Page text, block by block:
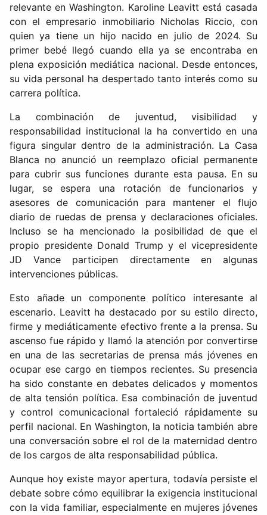
relevante en Washington. Karoline Leavitt está casada
con el empresario inmobiliario Nicholas Riccio, con
quien ya tiene un hijo nacido en julio de 2024. Su
primer bebé llegó cuando ella ya se encontraba en
plena exposición mediática nacional. Desde entonces,
su vida personal ha despertado tanto interés como su
carrera política.
La combinación de juventud, visibilidad y
responsabilidad institucional la ha convertido en una
figura singular dentro de la administración. La Casa
Blanca no anunció un reemplazo oficial permanente
para cubrir sus funciones durante esta pausa. En su
lugar, se espera una rotación de funcionarios y
asesores de comunicación para mantener el flujo
diario de ruedas de prensa y declaraciones oficiales.
Incluso se ha mencionado la posibilidad de que el
propio presidente Donald Trump y el vicepresidente
JD Vance participen directamente en algunas
intervenciones públicas.
Esto añade un componente político interesante al
escenario. Leavitt ha destacado por su estilo directo,
firme y mediáticamente efectivo frente a la prensa. Su
ascenso fue rápido y llamó la atención por convertirse
en una de las secretarias de prensa más jóvenes en
ocupar ese cargo en tiempos recientes. Su presencia
ha sido constante en debates delicados y momentos
de alta tensión política. Esa combinación de juventud
y control comunicacional fortaleció rápidamente su
perfil nacional. En Washington, la noticia también abre
una conversación sobre el rol de la maternidad dentro
de los cargos de alta responsabilidad pública.
Aunque hoy existe mayor apertura, todavía persiste el
debate sobre cómo equilibrar la exigencia institucional
con la vida familiar, especialmente en mujeres jóvenes